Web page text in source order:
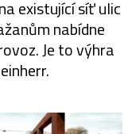
existující síť ulic
nabídne
Je to výhra